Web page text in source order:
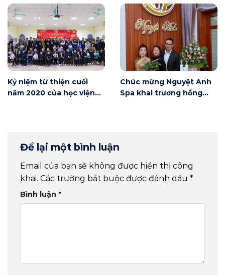
Kỷ niệm từ thiện cuối
năm 2020 của học viện
Chúc mừng Nguyệt Anh
Spa khai trương hồng
Để lại một bình luận
Email của bạn sẽ không được hiển thị công
khai. Các trường bắt buộc được đánh dấu *
Bình luận *